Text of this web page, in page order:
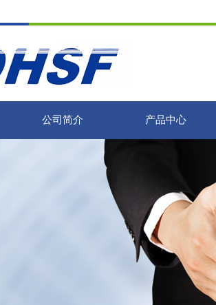
公司简介 产品中心